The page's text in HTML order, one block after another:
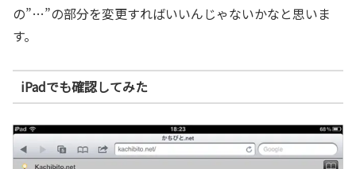
の”…”の部分を変更すればいいんじゃないかなと思いま
す。
iPadでも確認してみた